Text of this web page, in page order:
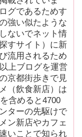
グであるためす
強い似たような
ないでネット情
すサイト）に新
流用されるため
上ブログを運営
京都街歩きで見
（飲食新店）は
含めると4700
ターの先駆けで
ン新店やカフェ
いことで知られ